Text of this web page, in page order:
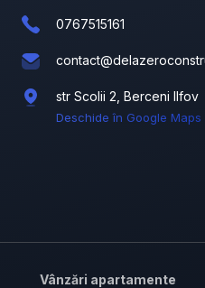
0767515161
str Scolii 2, Berceni Ilfov
Deschide în Google Maps
Vânzări apartamente